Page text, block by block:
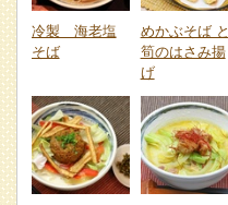
冷製 海老塩
そば
めかぶそば と
筍のはさみ揚
げ